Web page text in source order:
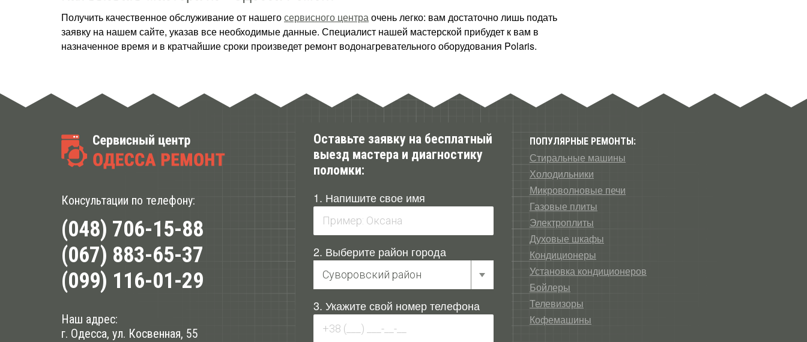
Получить качественное обслуживание от нашегосервисного центра очень легко: вам достаточно лишь подать
заявку на нашем сайте, указав все необходимые данные. Специалист нашей мастерской прибудет к вам в
назначенное время и в кратчайшие сроки произведет ремонт водонагревательного оборудования Polaris.
Консультации по телефону:
(048) 706-15-88
(067) 883-65-37
(099) 116-01-29
Наш адрес:
г. Одесса, ул. Косвенная, 55
Оставьте заявку на бесплатный
выезд мастера и диагностику
поломки:
1. Напишите свое имя
2. Выберите район города
3. Укажите свой номер телефона
ПОПУЛЯРНЫЕ РЕМОНТЫ:
Стиральные машины
Холодильники
Микроволновые печи
Газовые плиты
Электроплиты
Духовые шкафы
Кондиционеры
Установка кондиционеров
Бойлеры
Телевизоры
Кофемашины